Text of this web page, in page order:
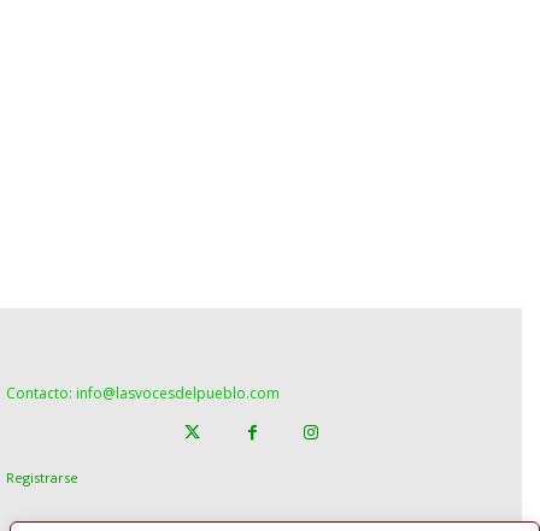
Contacto: info@lasvocesdelpueblo.com
Registrarse